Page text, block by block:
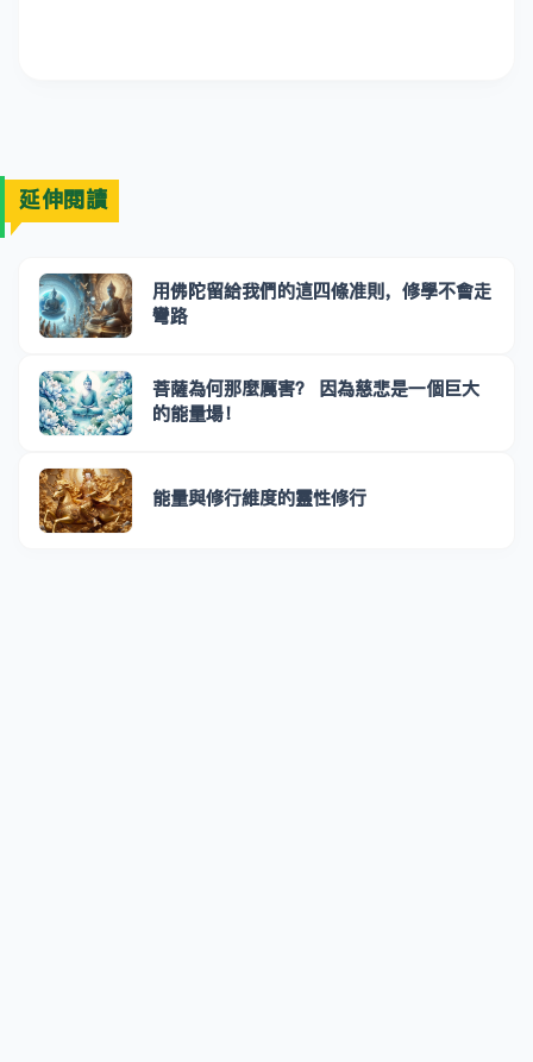
延伸閱讀
用佛陀留給我們的這四條准則，修學不會走
彎路
菩薩為何那麼厲害？ 因為慈悲是一個巨大
的能量場！
能量與修行維度的靈性修行